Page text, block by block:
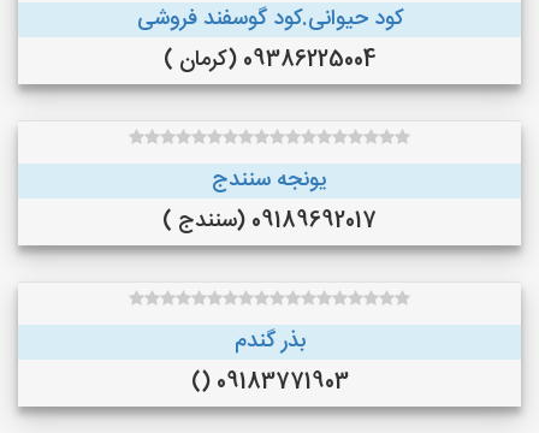
کود حیوانی.کود گوسفند فروشی
09386225004 (کرمان )
یونجه سنندج
09189692017 (سنندج )
بذر گندم
09183771903 ()